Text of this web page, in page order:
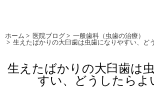
ホーム > 医院ブログ > 一般歯科（虫歯の治療）
> 生えたばかりの大臼歯は虫歯になりやすい、ど
生えたばかりの大臼歯は
すい、どうしたらよ